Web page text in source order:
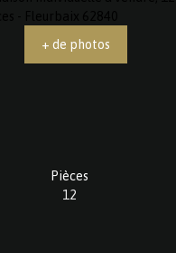
+ de photos
Pièces
12